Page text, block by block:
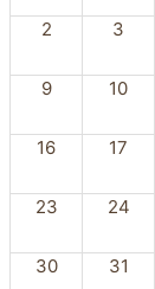
2 3
9 10
16 17
23 24
30 31